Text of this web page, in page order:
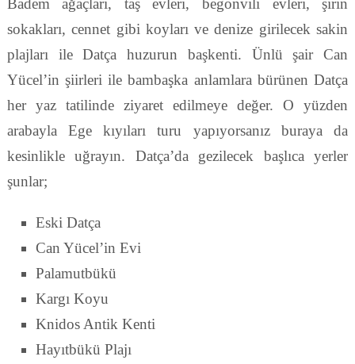
Badem ağaçları, taş evleri, begonvili evleri, şirin
sokakları, cennet gibi koyları ve denize girilecek sakin
plajları ile Datça huzurun başkenti. Ünlü şair Can
Yücel’in şiirleri ile bambaşka anlamlara bürünen Datça
her yaz tatilinde ziyaret edilmeye değer. O yüzden
arabayla Ege kıyıları turu yapıyorsanız buraya da
kesinlikle uğrayın. Datça’da gezilecek başlıca yerler
şunlar;
Eski Datça
Can Yücel’in Evi
Palamutbükü
Kargı Koyu
Knidos Antik Kenti
Hayıtbükü Plajı